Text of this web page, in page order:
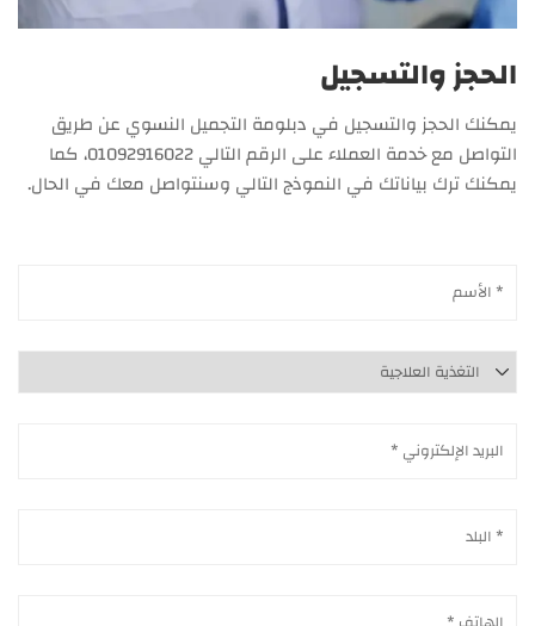
الحجز والتسجيل
يمكنك الحجز والتسجيل في دبلومة التجميل النسوي عن طريق
التواصل مع خدمة العملاء على الرقم التالي 01092916022، كما
يمكنك ترك بياناتك في النموذج التالي وسنتواصل معك في الحال.